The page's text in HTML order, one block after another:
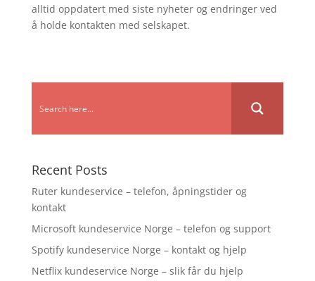
alltid oppdatert med siste nyheter og endringer ved
å holde kontakten med selskapet.
Recent Posts
Ruter kundeservice – telefon, åpningstider og
kontakt
Microsoft kundeservice Norge – telefon og support
Spotify kundeservice Norge – kontakt og hjelp
Netflix kundeservice Norge – slik får du hjelp